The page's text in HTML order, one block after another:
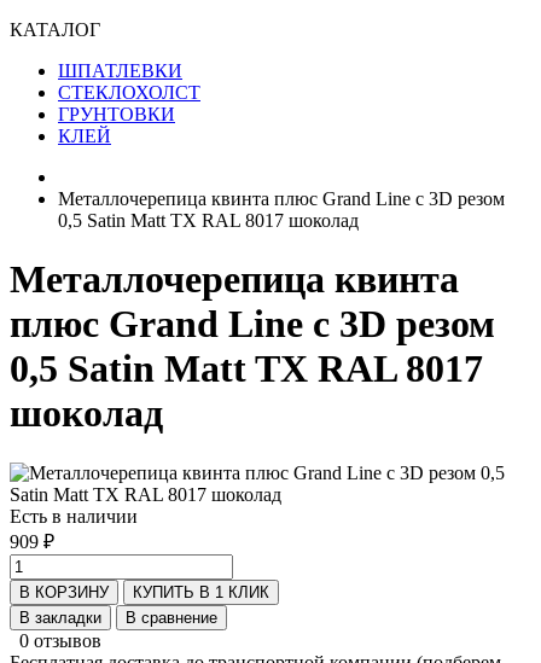
КАТАЛОГ
ШПАТЛЕВКИ
СТЕКЛОХОЛСТ
ГРУНТОВКИ
КЛЕЙ
Металлочерепица квинта плюс Grand Line c 3D резом
0,5 Satin Matt TX RAL 8017 шоколад
Металлочерепица квинта
плюс Grand Line c 3D резом
0,5 Satin Matt TX RAL 8017
шоколад
Есть в наличии
909 ₽
В КОРЗИНУ
КУПИТЬ В 1 КЛИК
В закладки
В сравнение
0 отзывов